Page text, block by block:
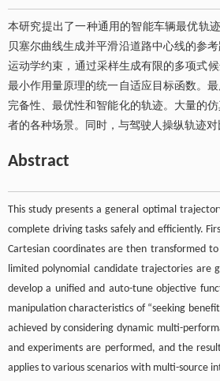
本研究提出了一种通用的智能车辆最优轨
贝塞尔曲线生成并平滑沿道路中心线的参
运动学约束，通过采样生成有限的多项式
最小作用量原理的统一自适应目标函数。
完备性、最优性和智能化的轨迹。大量的
者的各种场景。同时，与驾驶人操纵轨迹
Abstract
This study presents a general optimal
complete driving tasks safely and efficiently.
Cartesian coordinates are then transformed
limited polynomial candidate trajectories are
develop a unified and auto-tune objective
manipulation characteristics of “seeking
achieved by considering dynamic multi-
and experiments are performed, and the
applies to various scenarios with multi-source